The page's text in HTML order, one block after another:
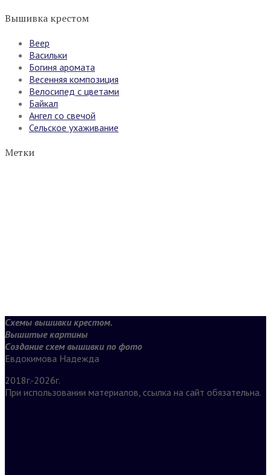
Вышивка крестом
Веер
Васильки
Богиня аромата
Весенняя композиция
Велосипед с цветами
Байкал
Ангел со свечой
Сельское ухаживание
Метки
Схемы вышивки крестом.
Вышитые картины
Создание схем вышивки по фото
Евдокимова Надежда
2018г.-2026г.
При использовании материалов, ссылка на сайт обязательна.